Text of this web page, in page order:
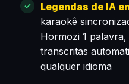
Legendas de IA
karaokê
Hormozi 1
transcritas
qualquer idioma